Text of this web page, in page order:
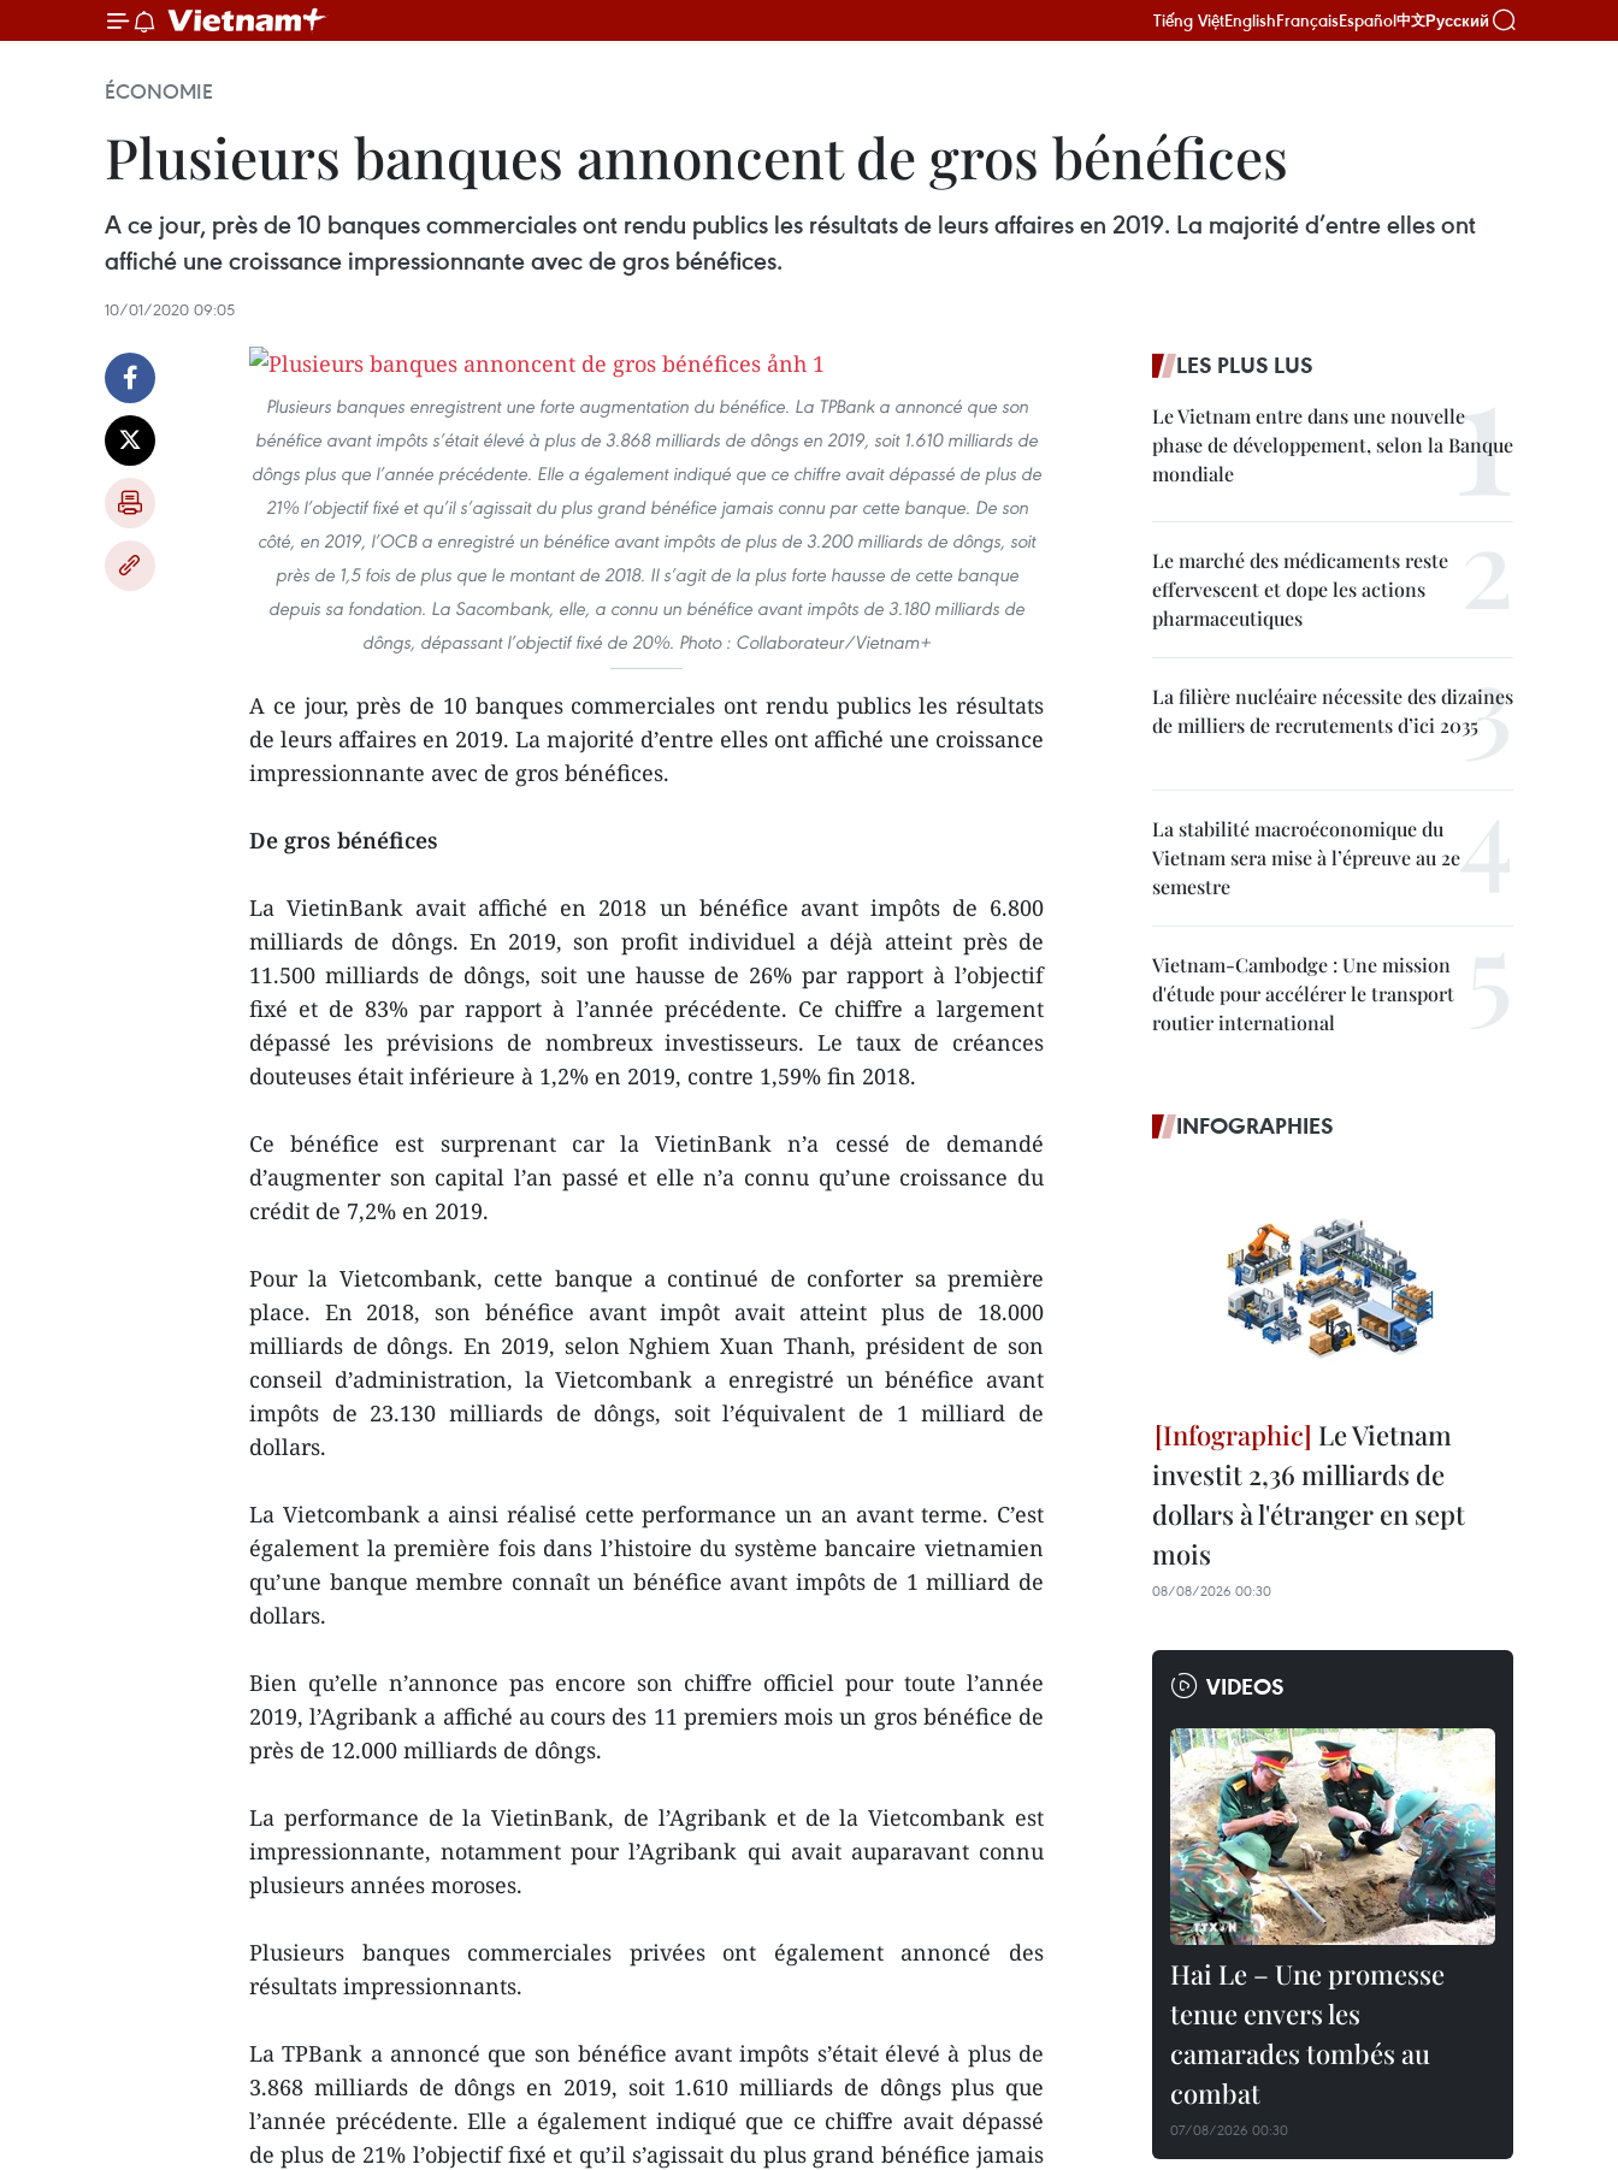
Tiếng ViệtEnglishFrançaisEspañol中文Русский
ÉCONOMIE
Plusieurs banques annoncent de gros bénéfices
A ce jour, près de 10 banques commerciales ont rendu publics les résultats de leurs affaires en 2019. La majorité d’entre elles ont
affiché une croissance impressionnante avec de gros bénéfices.
10/01/2020 09:05
Plusieurs banques enregistrent une forte augmentation du bénéfice. La TPBank a annoncé que son
bénéfice avant impôts s’était élevé à plus de 3.868 milliards de dôngs en 2019, soit 1.610 milliards de
dôngs plus que l’année précédente. Elle a également indiqué que ce chiffre avait dépassé de plus de
21% l’objectif fixé et qu’il s’agissait du plus grand bénéfice jamais connu par cette banque. De son
côté, en 2019, l’OCB a enregistré un bénéfice avant impôts de plus de 3.200 milliards de dôngs, soit
près de 1,5 fois de plus que le montant de 2018. Il s’agit de la plus forte hausse de cette banque
depuis sa fondation. La Sacombank, elle, a connu un bénéfice avant impôts de 3.180 milliards de
dôngs, dépassant l’objectif fixé de 20%. Photo : Collaborateur/Vietnam+
A ce jour, près de 10 banques commerciales ont rendu publics les résultats
de leurs affaires en 2019. La majorité d’entre elles ont affiché une croissance
impressionnante avec de gros bénéfices.
De gros bénéfices
La VietinBank avait affiché en 2018 un bénéfice avant impôts de 6.800
milliards de dôngs. En 2019, son profit individuel a déjà atteint près de
11.500 milliards de dôngs, soit une hausse de 26% par rapport à l’objectif
fixé et de 83% par rapport à l’année précédente. Ce chiffre a largement
dépassé les prévisions de nombreux investisseurs. Le taux de créances
douteuses était inférieure à 1,2% en 2019, contre 1,59% fin 2018.
Ce bénéfice est surprenant car la VietinBank n’a cessé de demandé
d’augmenter son capital l’an passé et elle n’a connu qu’une croissance du
crédit de 7,2% en 2019.
Pour la Vietcombank, cette banque a continué de conforter sa première
place. En 2018, son bénéfice avant impôt avait atteint plus de 18.000
milliards de dôngs. En 2019, selon Nghiem Xuan Thanh, président de son
conseil d’administration, la Vietcombank a enregistré un bénéfice avant
impôts de 23.130 milliards de dôngs, soit l’équivalent de 1 milliard de
dollars.
La Vietcombank a ainsi réalisé cette performance un an avant terme. C’est
également la première fois dans l’histoire du système bancaire vietnamien
qu’une banque membre connaît un bénéfice avant impôts de 1 milliard de
dollars.
Bien qu’elle n’annonce pas encore son chiffre officiel pour toute l’année
2019, l’Agribank a affiché au cours des 11 premiers mois un gros bénéfice de
près de 12.000 milliards de dôngs.
La performance de la VietinBank, de l’Agribank et de la Vietcombank est
impressionnante, notamment pour l’Agribank qui avait auparavant connu
plusieurs années moroses.
Plusieurs banques commerciales privées ont également annoncé des
résultats impressionnants.
La TPBank a annoncé que son bénéfice avant impôts s’était élevé à plus de
3.868 milliards de dôngs en 2019, soit 1.610 milliards de dôngs plus que
l’année précédente. Elle a également indiqué que ce chiffre avait dépassé
de plus de 21% l’objectif fixé et qu’il s’agissait du plus grand bénéfice jamais
LES PLUS LUS
Le Vietnam entre dans une nouvelle
phase de développement, selon la Banque
mondiale
Le marché des médicaments reste
effervescent et dope les actions
pharmaceutiques
La filière nucléaire nécessite des dizaines
de milliers de recrutements d’ici 2035
La stabilité macroéconomique du
Vietnam sera mise à l’épreuve au 2e
semestre
Vietnam-Cambodge : Une mission
d'étude pour accélérer le transport
routier international
INFOGRAPHIES
Le Vietnam
investit 2,36 milliards de
dollars à l'étranger en sept
mois
08/08/2026 00:30
VIDEOS
Hai Le – Une promesse
tenue envers les
camarades tombés au
combat
07/08/2026 00:30